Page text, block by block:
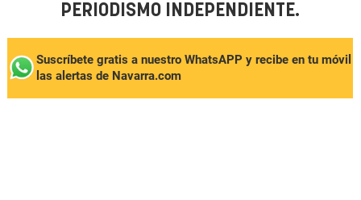
PERIODISMO INDEPENDIENTE.
Suscríbete gratis a nuestro WhatsAPP y recibe en tu móvil
las alertas de Navarra.com